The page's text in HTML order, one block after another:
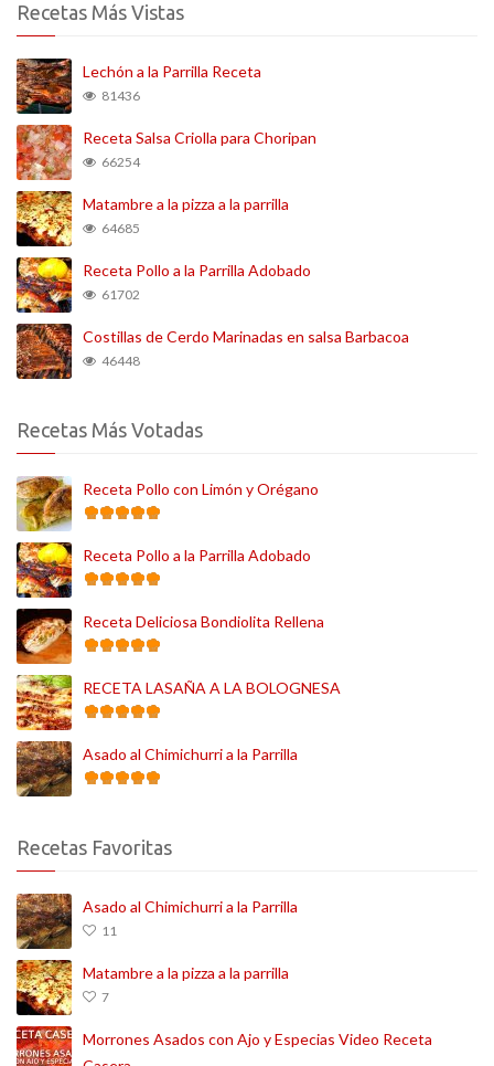
Recetas Más Vistas
Lechón a la Parrilla Receta
81436
Receta Salsa Criolla para Choripan
66254
Matambre a la pizza a la parrilla
64685
Receta Pollo a la Parrilla Adobado
61702
Costillas de Cerdo Marinadas en salsa Barbacoa
46448
Recetas Más Votadas
Receta Pollo con Limón y Orégano
Receta Pollo a la Parrilla Adobado
Receta Deliciosa Bondiolita Rellena
RECETA LASAÑA A LA BOLOGNESA
Asado al Chimichurri a la Parrilla
Recetas Favoritas
Asado al Chimichurri a la Parrilla
11
Matambre a la pizza a la parrilla
7
Morrones Asados con Ajo y Especias Video Receta